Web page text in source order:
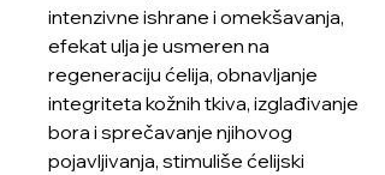
intenzivne ishrane i omekšavanja,
efekat ulja je usmeren na
regeneraciju ćelija, obnavljanje
integriteta kožnih tkiva, izglađivanje
bora i sprečavanje njihovog
pojavljivanja, stimuliše ćelijski